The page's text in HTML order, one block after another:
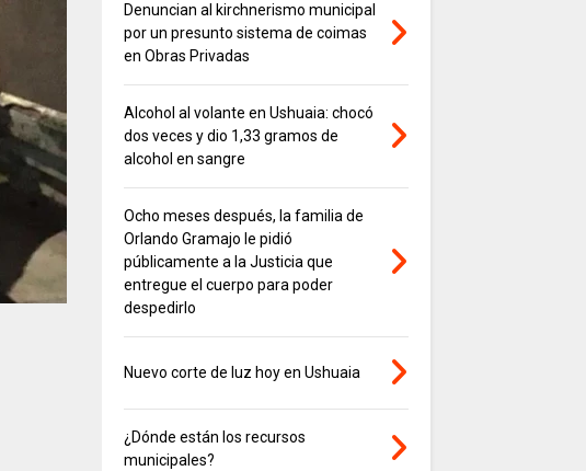
Denuncian al kirchnerismo municipal
por un presunto sistema de coimas
en Obras Privadas
Alcohol al volante en Ushuaia: chocó
dos veces y dio 1,33 gramos de
alcohol en sangre
Ocho meses después, la familia de
Orlando Gramajo le pidió
públicamente a la Justicia que
entregue el cuerpo para poder
despedirlo
Nuevo corte de luz hoy en Ushuaia
¿Dónde están los recursos
municipales?